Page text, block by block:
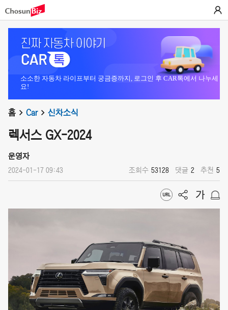
소소한 자동차 라이프부터 궁금증까지, 로그인 후 CAR톡에서 나누세
요!
홈 Car 신차소식
렉서스 GX-2024
운영자
2024-01-17 09:43 조회수 53128 댓글 2 추천 5